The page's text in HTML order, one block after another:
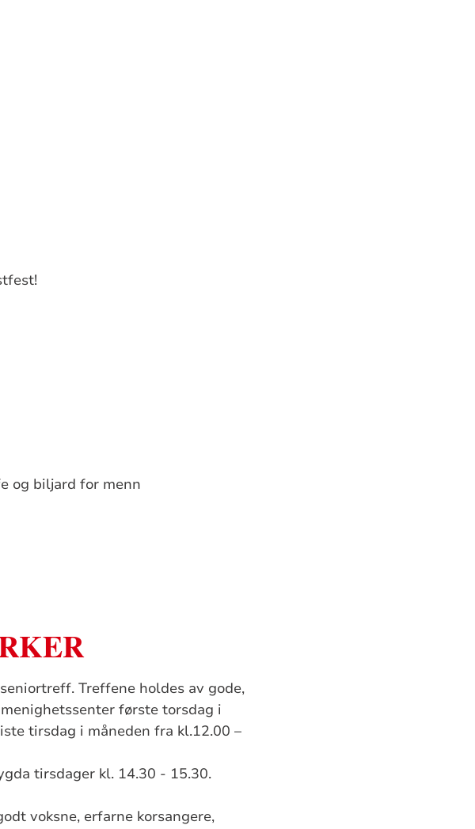
og biljard for menn
Treffene holdes av gode,
første torsdag i
tirsdag i måneden fra kl.12.00 –
tirsdager kl. 14.30 - 15.30.
voksne, erfarne korsangere,